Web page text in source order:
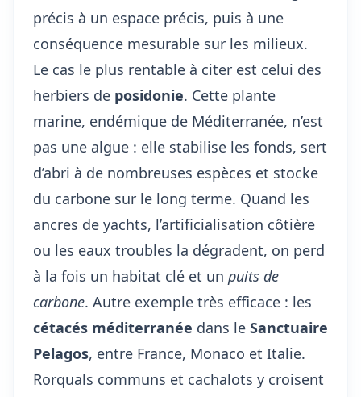
précis à un espace précis, puis à une
conséquence mesurable sur les milieux.
Le cas le plus rentable à citer est celui des
herbiers de posidonie. Cette plante
marine, endémique de Méditerranée, n’est
pas une algue : elle stabilise les fonds, sert
d’abri à de nombreuses espèces et stocke
du carbone sur le long terme. Quand les
ancres de yachts, l’artificialisation côtière
ou les eaux troubles la dégradent, on perd
à la fois un habitat clé et un puits de
carbone. Autre exemple très efficace : les
cétacés méditerranée dans le Sanctuaire
Pelagos, entre France, Monaco et Italie.
Rorquals communs et cachalots y croisent